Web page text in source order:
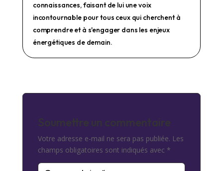
connaissances, faisant de lui une voix
incontournable pour tous ceux qui cherchent à
comprendre et à s'engager dans les enjeux
énergétiques de demain.
Soumettre un commentaire
Votre adresse e-mail ne sera pas publiée. Les
champs obligatoires sont indiqués avec *